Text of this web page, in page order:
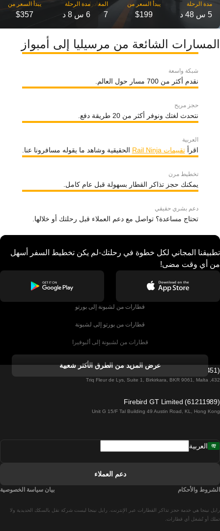
مدة الرحلة
5 س 48 د $199
7
مدة الرحلة
6 س 8 د
‎يبدأ السعر من
$357
المسارات الشائعة من مرسيليا إلى أمبواز
شبكة واسعة
نقدم أكثر من 700 مسار حول العالم.
حجز مريح
نتحدث لغتك ونوفر أكثر من 20 طريقة دفع.
العربية
اقرأتقييمات Rail Ninja الحقيقية وشاهد ما يقوله مسافرونا عنا.
تخطيط مرن
يمكنك حجز تذاكر القطار بسهولة قبل عام كامل.
دعم بشري حقيقي
تحتاج مساعدة؟ تواصل مع دعم العملاء قبل رحلتك أو خلالها.
تطبيقنا المجاني لكل خطوة في رحلتك-لم يكن تخطيط السفر أسهل
من أي وقت مضى!
قطارات من لشبونة إلى بورتو
قطارات من بورتو إلى لشبونة
قطارات من لشبونة إلى ألبوفيرا
قطارات من ألبوفيرا إلى لشبونة
قطارات من لشبونة إلى لاغوس
قطارات من لشبونة إلى مدريد
عرض المزيد من الطرق الأكثر شعبية
Firebird GT Limited (OC 1451)
432, Triq Fleur de Lys, Suite 1, Birkirkara, BKR 9061, Malta
Firebird GT Limited (61211989)
Unit G 15/F Tal Building 49 Austin Road, KL, Hong Kong
رايل نينجا هي خدمة حجز تذاكر القطارات عبر الإنترنت. رايل نينجا ليست شركة نقل بالسكك الحديدية ولا
تملك أو تُشغل أي قطارات.
العربية
دعم العملاء
الشروط والأحكام بيان سياسة الخصوصية